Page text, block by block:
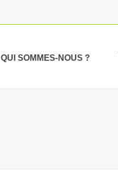
QUI SOMMES-NOUS ?